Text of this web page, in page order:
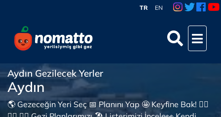
TR EN
Aydın Gezilecek Yerler
Aydın
🌎 Gezeceğin Yeri Seç 📅 Planını Yap 🤩 Keyfine Bak! 👇🏼